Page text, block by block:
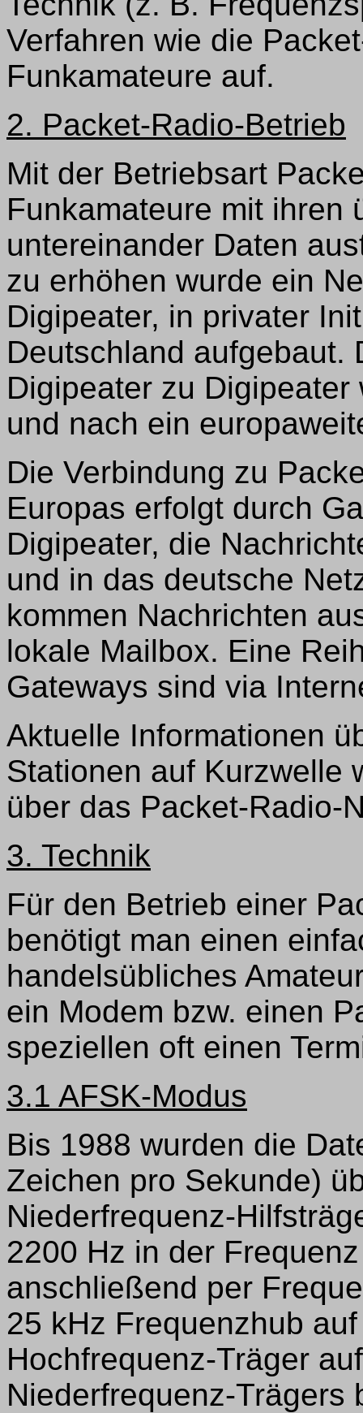
Verfahren wie die
Funkamateure auf.
2. Packet-Radio-Betrieb
Mit der Betriebsart
Funkamateure mit ihren
untereinander Daten
zu erhöhen wurde ein
Digipeater, in privater
Deutschland aufgebaut.
Digipeater zu
und nach ein
Die Verbindung zu
Europas erfolgt durch
Digipeater, die
und in das deutsche
kommen Nachrichten
lokale Mailbox. Eine
Gateways sind via
Aktuelle Informationen
Stationen auf Kurzwelle
über das Packet-Radio-
3. Technik
Für den Betrieb einer
benötigt man einen
handelsübliches
ein Modem bzw. einen
speziellen oft einen
3.1 AFSK-Modus
Bis 1988 wurden die
Zeichen pro Sekunde)
Niederfrequenz-
2200 Hz in der
anschließend per
25 kHz Frequenzhub
Hochfrequenz-Träger
Niederfrequenz-Trägers